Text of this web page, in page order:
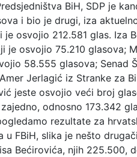
BiH, SDP je
i bio je drugi, iza
osvojio 212.581 glas. Iza
je osvojio 75.210 glasova;
58.555 glasova; Senad
Jerlagić iz Stranke za
jeste osvojio veći broj
odnosno 173.342
rezultate za
FBiH, slika je nešto
Bećirovića, njih 225.500,